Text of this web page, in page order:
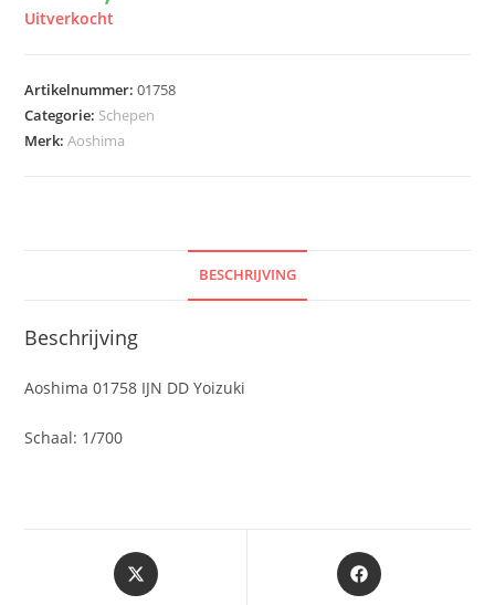
Uitverkocht
Artikelnummer:01758
Categorie: Schepen
Merk:Aoshima
BESCHRIJVING
Beschrijving
Aoshima 01758 IJN DD Yoizuki
Schaal: 1/700
Opent
in
Opent
in